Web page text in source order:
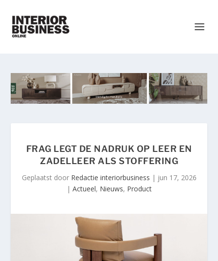
FRAG LEGT DE NADRUK OP LEER EN
ZADELLEER ALS STOFFERING
Geplaatst door Redactie interiorbusiness | jun 17, 2026
| Actueel, Nieuws, Product